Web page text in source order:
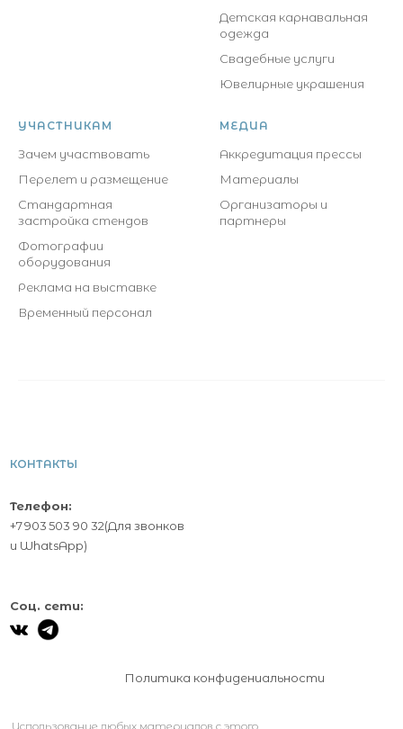
Детская карнавальная
одежда
Свадебные услуги
Ювелирные украшения
УЧАСТНИКАМ
Зачем участвовать
Перелет и размещение
Стандартная
застройка стендов
Фотографии
оборудования
Реклама на выставке
Временный персонал
МЕДИА
Аккредитация прессы
Материалы
Организаторы и
партнеры
Использование любых материалов с этого
КОНТАКТЫ
Телефон:
+7 903 503 90 32(Для звонков
и WhatsApp)
Соц. сети:
Политика конфидениальности